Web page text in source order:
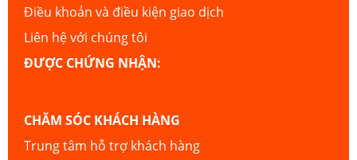
Điều khoản và điều kiện giao dịch
Liên hệ với chúng tôi
ĐƯỢC CHỨNG NHẬN:
CHĂM SÓC KHÁCH HÀNG
Trung tâm hỗ trợ khách hàng